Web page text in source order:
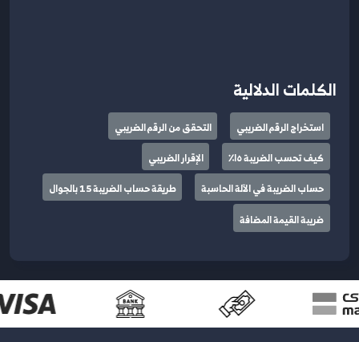
الكلمات الدلالية
استخراج الرقم الضريبي
التحقق من الرقم الضريبي
كيف تحسب الضريبة ١٥٪
الإقرار الضريبي
حساب الضريبة في الآلة الحاسبة
طريقة حساب الضريبة 15 بالجوال
ضريبة القيمة المضافة